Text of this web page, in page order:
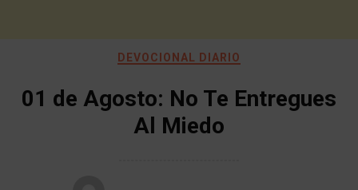
DEVOCIONAL DIARIO
01 de Agosto: No Te Entregues
Al Miedo